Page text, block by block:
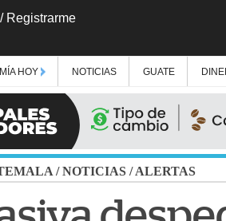
/ Registrarme
HOY NOTICIAS GUATE
/NOTICIAS /ALERTAS